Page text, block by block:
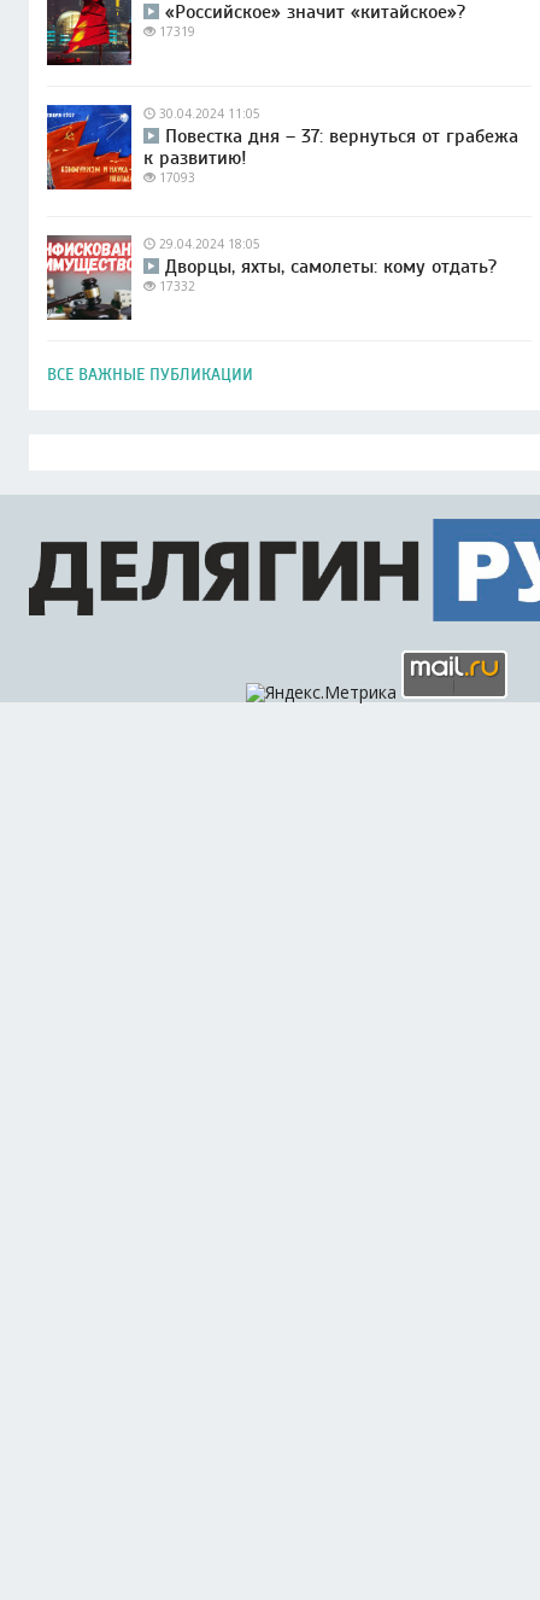
«Российское» значит «китайское»?
17319
30.04.2024 11:05
Повестка дня – 37: вернуться от грабежа
к развитию!
17093
29.04.2024 18:05
Дворцы, яхты, самолеты: кому отдать?
17332
ВСЕ ВАЖНЫЕ ПУБЛИКАЦИИ